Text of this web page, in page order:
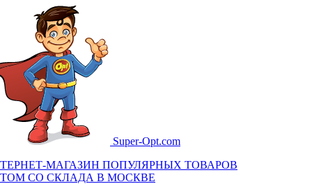
Super-Opt.com
МАГАЗИН ПОПУЛЯРНЫХ ТОВАРОВ
СО СКЛАДА В МОСКВЕ